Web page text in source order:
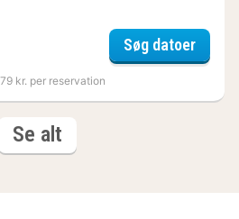
kr. per reservation
Søg datoerHotel
Se altresultater